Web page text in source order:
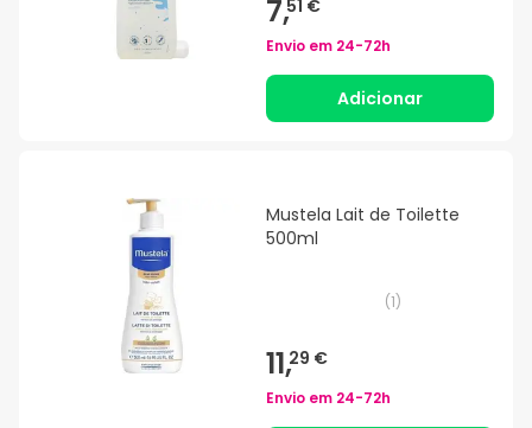
7,51 €
Envio em 24-72h
Adicionar
Mustela Lait de Toilette
500ml
(1)
11,29 €
Envio em 24-72h